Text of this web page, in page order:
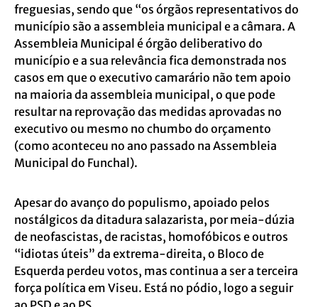
freguesias, sendo que “os órgãos representativos do
município são a assembleia municipal e a câmara. A
Assembleia Municipal é órgão deliberativo do
município e a sua relevância fica demonstrada nos
casos em que o executivo camarário não tem apoio
na maioria da assembleia municipal, o que pode
resultar na reprovação das medidas aprovadas no
executivo ou mesmo no chumbo do orçamento
(como aconteceu no ano passado na Assembleia
Municipal do Funchal).
Apesar do avanço do populismo, apoiado pelos
nostálgicos da ditadura salazarista, por meia-dúzia
de neofascistas, de racistas, homofóbicos e outros
“idiotas úteis” da extrema-direita, o Bloco de
Esquerda perdeu votos, mas continua a ser a terceira
força política em Viseu. Está no pódio, logo a seguir